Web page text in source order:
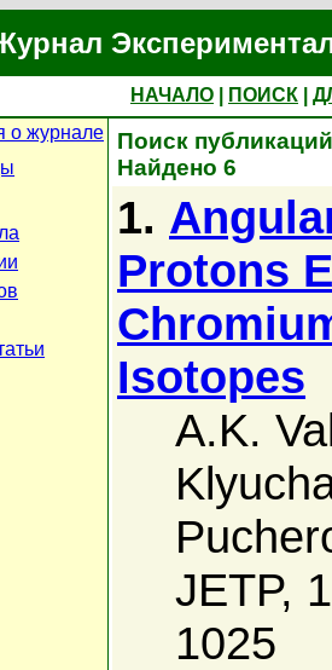
НАЧАЛО ПОИСК
о журнале
Поиск
Найдено 6
1.
Protons
Isotopes
A.K.
JETP,
1025